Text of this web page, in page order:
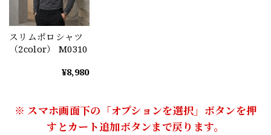
スリムポロシャツ
（2color） M0310
¥8,980
※ スマホ画面下の「オプションを選択」ボタンを押
すとカート追加ボタンまで戻ります。